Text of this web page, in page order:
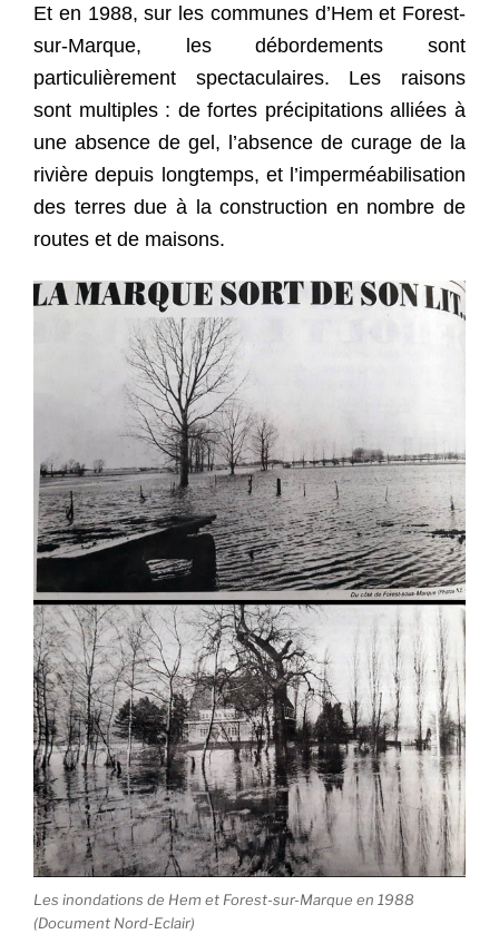
Et en 1988, sur les communes d’Hem et Forest-
sur-Marque, les débordements sont
particulièrement spectaculaires. Les raisons
sont multiples : de fortes précipitations alliées à
une absence de gel, l’absence de curage de la
rivière depuis longtemps, et l’imperméabilisation
des terres due à la construction en nombre de
routes et de maisons.
Les inondations de Hem et Forest-sur-Marque en 1988
(Document Nord-Eclair)